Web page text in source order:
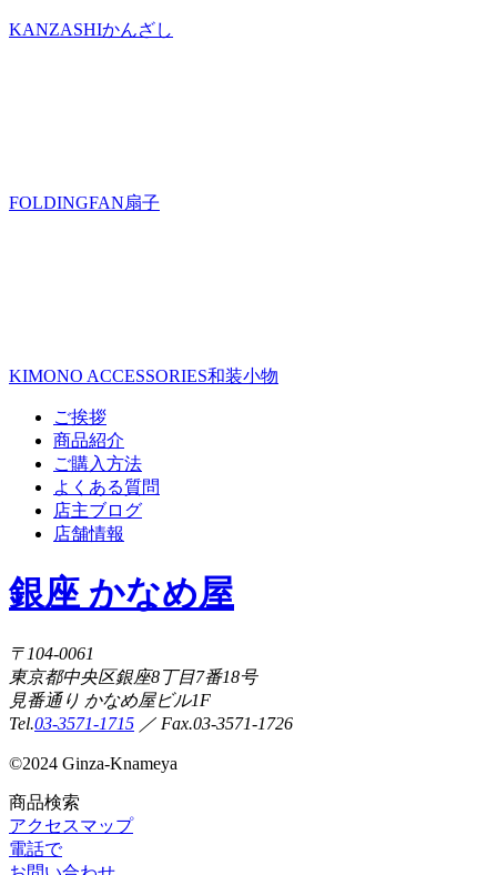
KANZASHIかんざし
FOLDINGFAN扇子
KIMONO ACCESSORIES和装小物
ご挨拶
商品紹介
ご購入方法
よくある質問
店主ブログ
店舗情報
銀座 かなめ屋
〒104-0061
東京都中央区銀座8丁目7番18号
見番通り かなめ屋ビル1F
Tel.03-3571-1715 ／ Fax.03-3571-1726
©2024 Ginza-Knameya
商品検索
アクセスマップ
電話で